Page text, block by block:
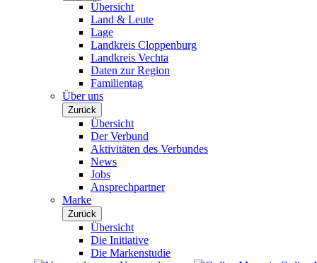
Übersicht
Land & Leute
Lage
Landkreis Cloppenburg
Landkreis Vechta
Daten zur Region
Familientag
Über uns
Zurück
Übersicht
Der Verbund
Aktivitäten des Verbundes
News
Jobs
Ansprechpartner
Marke
Zurück
Übersicht
Die Initiative
Die Markenstudie